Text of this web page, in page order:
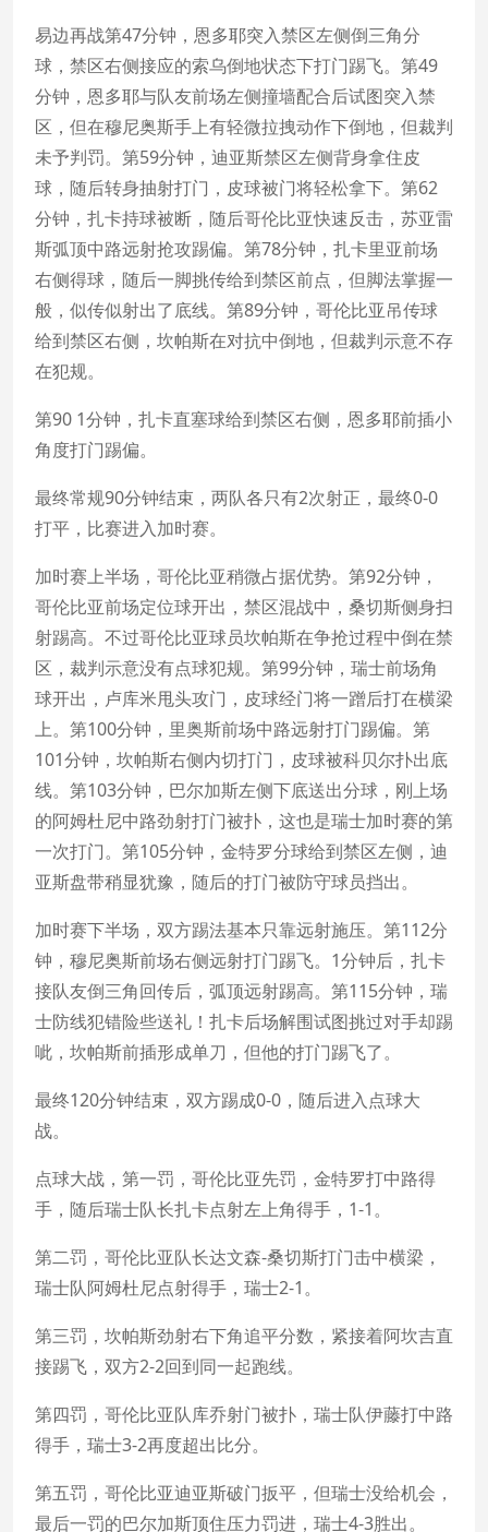
易边再战第47分钟，恩多耶突入禁区左侧倒三角分
球，禁区右侧接应的索乌倒地状态下打门踢飞。第49
分钟，恩多耶与队友前场左侧撞墙配合后试图突入禁
区，但在穆尼奥斯手上有轻微拉拽动作下倒地，但裁判
未予判罚。第59分钟，迪亚斯禁区左侧背身拿住皮
球，随后转身抽射打门，皮球被门将轻松拿下。第62
分钟，扎卡持球被断，随后哥伦比亚快速反击，苏亚雷
斯弧顶中路远射抢攻踢偏。第78分钟，扎卡里亚前场
右侧得球，随后一脚挑传给到禁区前点，但脚法掌握一
般，似传似射出了底线。第89分钟，哥伦比亚吊传球
给到禁区右侧，坎帕斯在对抗中倒地，但裁判示意不存
在犯规。
第90 1分钟，扎卡直塞球给到禁区右侧，恩多耶前插小
角度打门踢偏。
最终常规90分钟结束，两队各只有2次射正，最终0-0
打平，比赛进入加时赛。
加时赛上半场，哥伦比亚稍微占据优势。第92分钟，
哥伦比亚前场定位球开出，禁区混战中，桑切斯侧身扫
射踢高。不过哥伦比亚球员坎帕斯在争抢过程中倒在禁
区，裁判示意没有点球犯规。第99分钟，瑞士前场角
球开出，卢库米甩头攻门，皮球经门将一蹭后打在横梁
上。第100分钟，里奥斯前场中路远射打门踢偏。第
101分钟，坎帕斯右侧内切打门，皮球被科贝尔扑出底
线。第103分钟，巴尔加斯左侧下底送出分球，刚上场
的阿姆杜尼中路劲射打门被扑，这也是瑞士加时赛的第
一次打门。第105分钟，金特罗分球给到禁区左侧，迪
亚斯盘带稍显犹豫，随后的打门被防守球员挡出。
加时赛下半场，双方踢法基本只靠远射施压。第112分
钟，穆尼奥斯前场右侧远射打门踢飞。1分钟后，扎卡
接队友倒三角回传后，弧顶远射踢高。第115分钟，瑞
士防线犯错险些送礼！扎卡后场解围试图挑过对手却踢
呲，坎帕斯前插形成单刀，但他的打门踢飞了。
最终120分钟结束，双方踢成0-0，随后进入点球大
战。
点球大战，第一罚，哥伦比亚先罚，金特罗打中路得
手，随后瑞士队长扎卡点射左上角得手，1-1。
第二罚，哥伦比亚队长达文森-桑切斯打门击中横梁，
瑞士队阿姆杜尼点射得手，瑞士2-1。
第三罚，坎帕斯劲射右下角追平分数，紧接着阿坎吉直
接踢飞，双方2-2回到同一起跑线。
第四罚，哥伦比亚队库乔射门被扑，瑞士队伊藤打中路
得手，瑞士3-2再度超出比分。
第五罚，哥伦比亚迪亚斯破门扳平，但瑞士没给机会，
最后一罚的巴尔加斯顶住压力罚进，瑞士4-3胜出。